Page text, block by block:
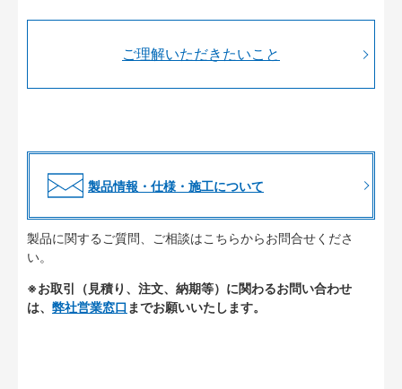
ご理解いただきたいこと
製品情報・仕様・施工について
製品に関するご質問、ご相談はこちらからお問合せくださ
い。
※お取引（見積り、注文、納期等）に関わるお問い合わせ
は、 弊社営業窓口 までお願いいたします。